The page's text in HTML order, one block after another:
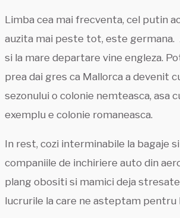
Limba cea mai frecventa, cel putin
auzita mai peste tot, este germana.
si la mare departare vine engleza.
prea dai gres ca Mallorca a devenit
sezonului o colonie nemteasca, asa
exemplu e colonie romaneasca.
In rest, cozi interminabile la bagaje
companiile de inchiriere auto din
plang obositi si mamici deja
lucrurile la care ne asteptam pentru